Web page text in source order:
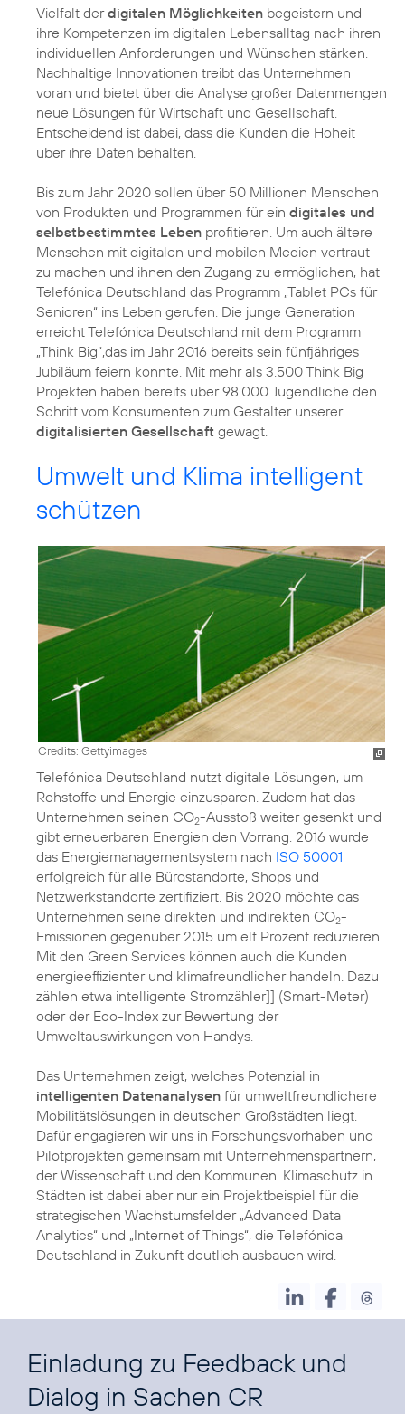
Vielfalt derdigitalen Möglichkeiten begeistern und
ihre Kompetenzen im digitalen Lebensalltag nach ihren
individuellen Anforderungen und Wünschen stärken.
Nachhaltige Innovationen treibt das Unternehmen
voran und bietet über die Analyse großer Datenmengen
neue Lösungen für Wirtschaft und Gesellschaft.
Entscheidend ist dabei, dass die Kunden die Hoheit
über ihre Daten behalten.
Bis zum Jahr 2020 sollen über 50 Millionen Menschen
von Produkten und Programmen für ein digitales und
selbstbestimmtes Leben profitieren. Um auch ältere
Menschen mit digitalen und mobilen Medien vertraut
zu machen und ihnen den Zugang zu ermöglichen, hat
Telefónica Deutschland das Programm „Tablet PCs für
Senioren“ ins Leben gerufen. Die junge Generation
erreicht Telefónica Deutschland mit dem Programm
„Think Big“,das im Jahr 2016 bereits sein fünfjähriges
Jubiläum feiern konnte. Mit mehr als 3.500 Think Big
Projekten haben bereits über 98.000 Jugendliche den
Schritt vom Konsumenten zum Gestalter unserer
digitalisierten Gesellschaft gewagt.
Umwelt und Klima intelligent
schützen
Credits: Gettyimages
Telefónica Deutschland nutzt digitale Lösungen, um
Rohstoffe und Energie einzusparen. Zudem hat das
Unternehmen seinen CO2-Ausstoß weiter gesenkt und
gibt erneuerbaren Energien den Vorrang. 2016 wurde
das Energiemanagementsystem nach ISO 50001
erfolgreich für alle Bürostandorte, Shops und
Netzwerkstandorte zertifiziert. Bis 2020 möchte das
Unternehmen seine direkten und indirekten CO2-
Emissionen gegenüber 2015 um elf Prozent reduzieren.
Mit den Green Services können auch die Kunden
energieeffizienter und klimafreundlicher handeln. Dazu
zählen etwa intelligente Stromzähler]] (Smart-Meter)
oder der Eco-Index zur Bewertung der
Umweltauswirkungen von Handys.
Das Unternehmen zeigt, welches Potenzial in
intelligenten Datenanalysen für umweltfreundlichere
Mobilitätslösungen in deutschen Großstädten liegt.
Dafür engagieren wir uns in Forschungsvorhaben und
Pilotprojekten gemeinsam mit Unternehmenspartnern,
der Wissenschaft und den Kommunen. Klimaschutz in
Städten ist dabei aber nur ein Projektbeispiel für die
strategischen Wachstumsfelder „Advanced Data
Analytics“ und „Internet of Things“, die Telefónica
Deutschland in Zukunft deutlich ausbauen wird.
Einladung zu Feedback und
Dialog in Sachen CR